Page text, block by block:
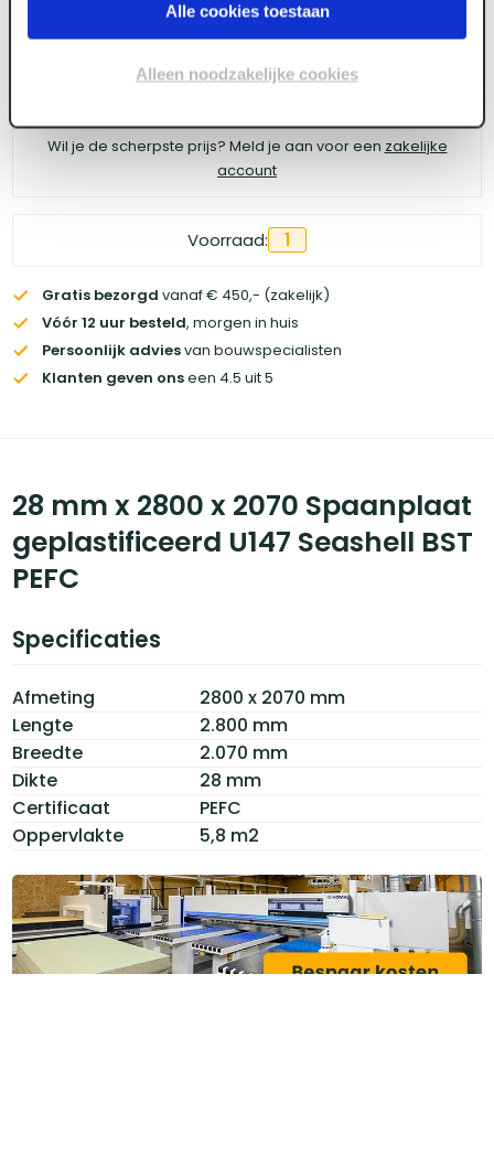
Alle cookies toestaan
Alleen noodzakelijke cookies
Log in voor prijzen
Wil je de scherpste prijs? Meld je aan voor een zakelijke
account
Voorraad: 1
Gratis bezorgd vanaf € 450,- (zakelijk)
Vóór 12 uur besteld, morgen in huis
Persoonlijk adviesvan bouwspecialisten
Klanten geven onseen 4.5 uit 5
28 mm x 2800 x 2070 Spaanplaat
geplastificeerd U147 Seashell BST
PEFC
Specificaties
Afmeting
2800 x 2070 mm
Lengte
2.800 mm
Breedte
2.070 mm
Dikte
28 mm
Certificaat
PEFC
Oppervlakte
5,8 m2